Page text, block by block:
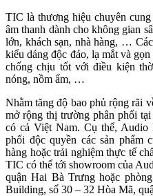
TIC là thương hiệu chuyên
âm thanh dành cho không gian
lớn, khách sạn, nhà hàng, …
kiểu dáng độc đáo, lạ mắt và
chống chịu tốt với điều kiện
nóng, nồm ẩm, …
Nhằm tăng độ bao phủ rộng rãi
mở rộng thị trường phân phối
có cả Việt Nam. Cụ thể,
phối độc quyền các sản phẩm
hàng hoặc trải nghiệm thực tế
TIC có thể tới showroom của
quận Hai Bà Trưng hoặc
Building, số 30 – 32 Hòa Mã,